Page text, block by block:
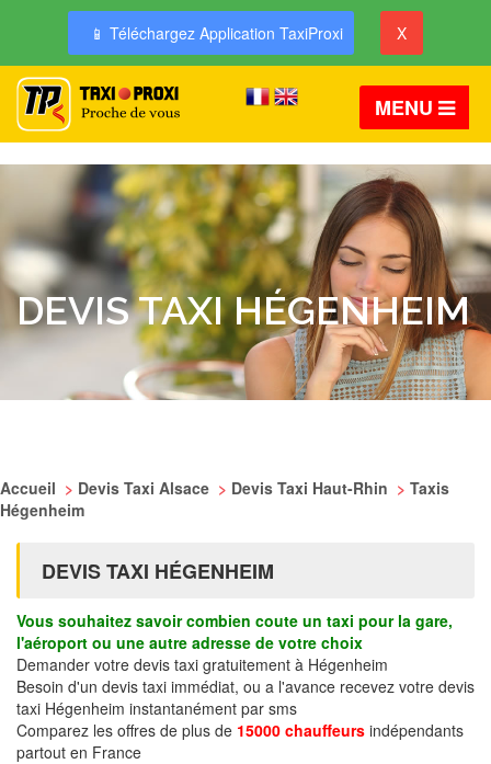
📱 Téléchargez Application TaxiProxi X
MENU
DEVIS TAXI HÉGENHEIM
Accueil > Devis Taxi Alsace > Devis Taxi Haut-Rhin > Taxis
Hégenheim
DEVIS TAXI HÉGENHEIM
Vous souhaitez savoir combien coute un taxi pour la gare,
l'aéroport ou une autre adresse de votre choix
Demander votre devis taxi gratuitement à Hégenheim
Besoin d'un devis taxi immédiat, ou a l'avance recevez votre devis
taxi Hégenheim instantanément par sms
Comparez les offres de plus de 15000 chauffeurs indépendants
partout en France